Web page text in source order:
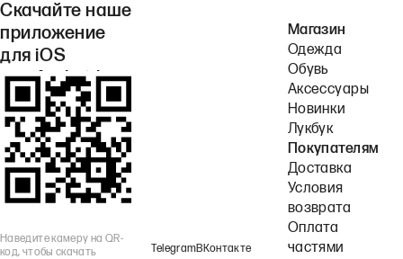
Скачайте наше
приложение
для iOS
или Android.
Наведите камеру на QR-
код, чтобы скачать
TelegramВКонтакте
Магазин
Одежда
Обувь
Аксессуары
Новинки
Лукбук
Покупателям
Доставка
Условия
возврата
Оплата
частями